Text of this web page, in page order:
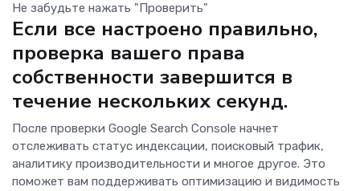
Не забудьте нажать "Проверить"
Если все настроено правильно,
проверка вашего права
собственности завершится в
течение нескольких секунд.
После проверки Google Search Console начнет
отслеживать статус индексации, поисковый трафик,
аналитику производительности и многое другое. Это
поможет вам поддерживать оптимизацию и видимость